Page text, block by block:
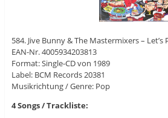
584. Jive Bunny & The Mastermixers – Let’s
EAN-Nr. 4005934203813
Format: Single-CD von 1989
Label: BCM Records 20381
Musikrichtung / Genre: Pop
4 Songs / Trackliste: